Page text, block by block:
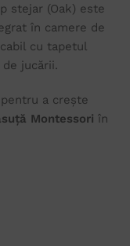
stejar (Oak) este
în camere de
cu tapetul
jucării.
a crește
Montessori în